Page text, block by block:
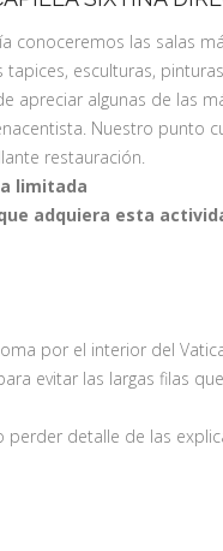
conoceremos las salas
tapices, esculturas,
apreciar algunas de las
Nuestro punto
restauración.
limitada
adquiera esta
por el interior del
evitar las largas filas
perder detalle de las